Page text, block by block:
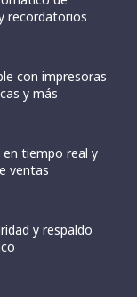
recordatorios
con impresoras
y más
en tiempo real y
ventas
y respaldo